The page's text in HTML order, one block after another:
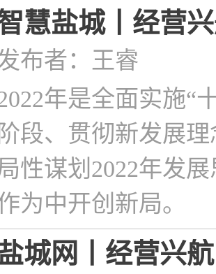
慧盐城丨经营
布者：王睿
年是全面实施“
阶段、贯彻新发展
性谋划2022年发
为中开创新局。
城网丨经营兴